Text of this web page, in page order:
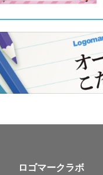
ロゴマークラボ